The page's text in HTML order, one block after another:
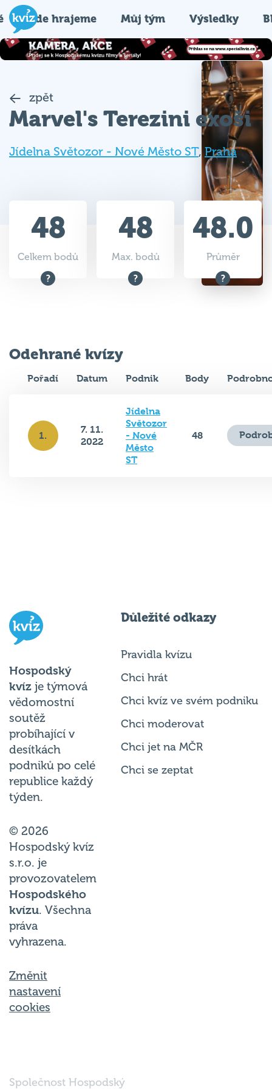
Kde hrajeme Můj tým Výsledky
zpět
Marvel's Terezini exoši
Jídelna Světozor - Nové Město ST,Praha
48
Celkem bodů
48
Max. bodů
48.0
Průměr
Odehrané kvízy
Pořadí Datum Podnik Body
1.
7. 11.
2022
Jídelna
Světozor
- Nové
Město
ST
48
Hospodský
kvíz je týmová
vědomostní
soutěž
probíhající v
desítkách
podniků po celé
republice každý
týden.
© 2026
Hospodský kvíz
s.r.o. je
provozovatelem
Hospodského
kvízu. Všechna
práva
vyhrazena.
Změnit
nastavení
cookies
Důležité odkazy
Pravidla kvízu
Chci hrát
Chci kvíz ve svém podniku
Chci moderovat
Chci jet na MČR
Chci se zeptat
Společnost Hospodský